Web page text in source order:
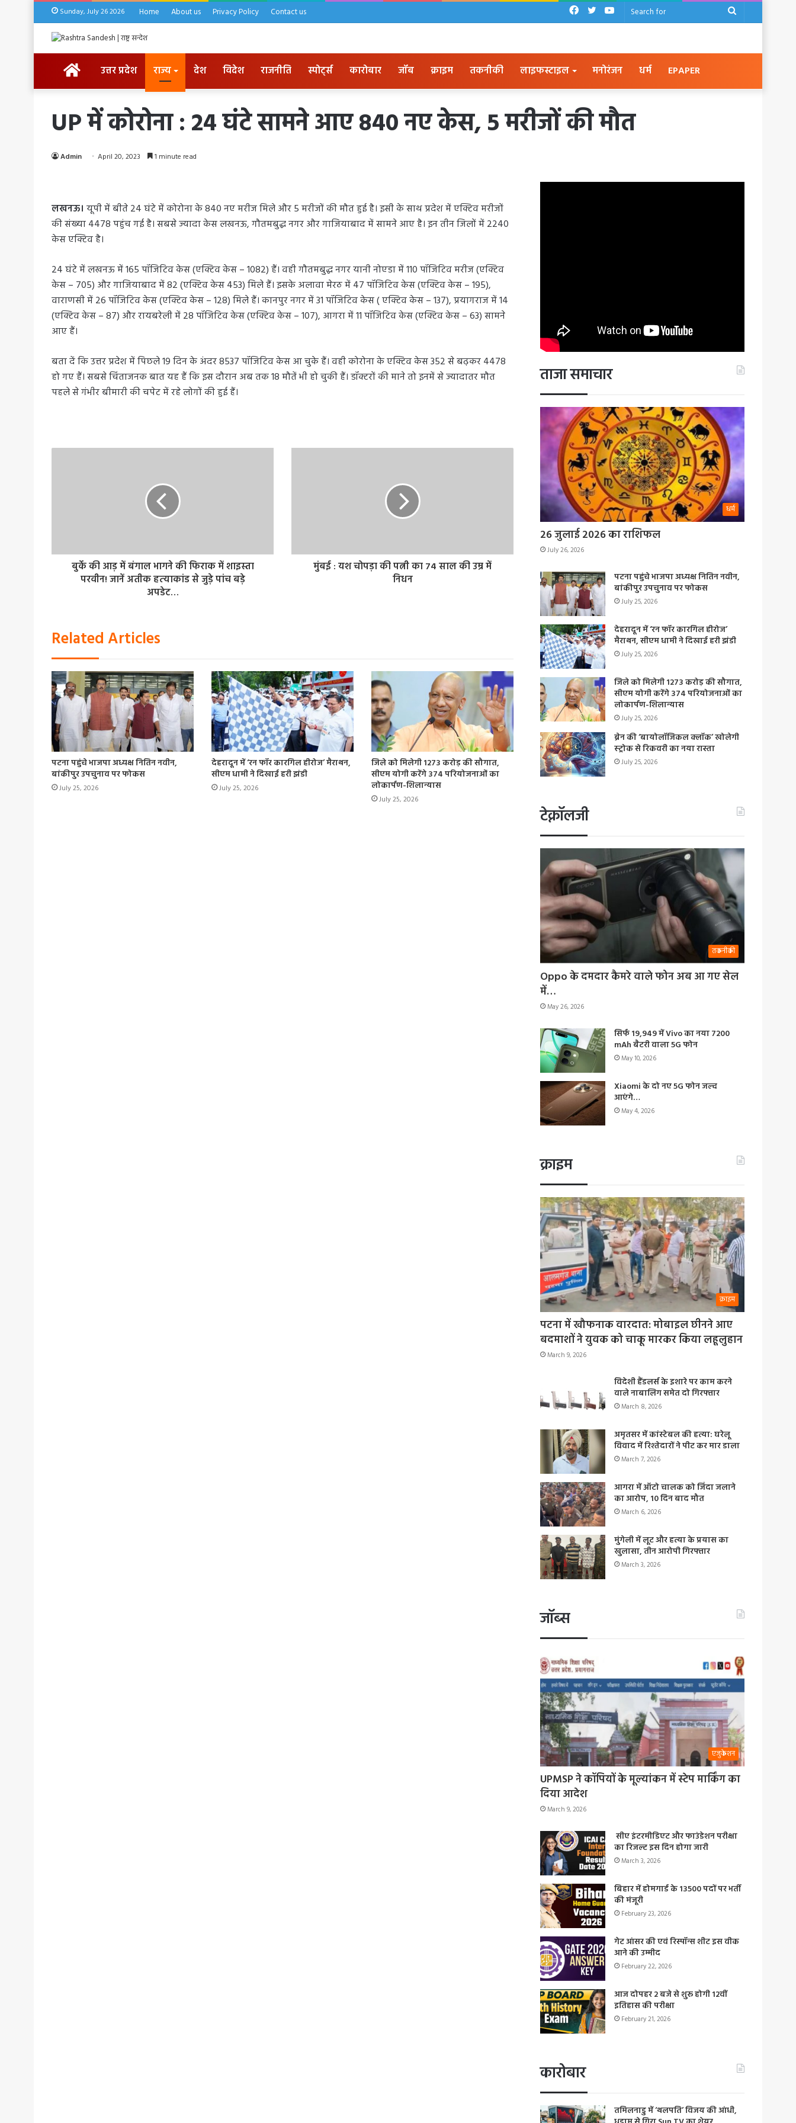
Sunday, July 26 2026 Home About us Privacy Policy Contact us
Search
YouTube
Twitter
Facebook
HOMEउत्तर प्रदेश राज्य देश विदेश राजनीति स्पोर्ट्स कारोबार जॉब क्राइम तकनीकी लाइफस्टाइल मनोरंजन धर्म EPAPER
UP में कोरोना : 24 घंटे सामने आए 840 नए केस, 5 मरीजों की मौत
Admin April 20, 2023 1 minute read
लखनऊ। यूपी में बीते 24 घंटे में कोरोना के 840 नए मरीज मिले और 5 मरीजों की मौत हुई है। इसी के साथ प्रदेश में एक्टिव मरीजों
की संख्या 4478 पहुंच गई है। सबसे ज्यादा केस लखनऊ, गौतमबुद्ध नगर और गाजियाबाद में सामने आए है। इन तीन जिलों में 2240
केस एक्टिव है।
24 घंटे में लखनऊ में 165 पॉजिटिव केस (एक्टिव केस – 1082) हैं। वही गौतमबुद्ध नगर यानी नोएडा में 110 पॉजिटिव मरीज (एक्टिव
केस – 705) और गाजियाबाद में 82 (एक्टिव केस 453) मिले हैं। इसके अलावा मेरठ में 47 पॉजिटिव केस (एक्टिव केस – 195),
वाराणसी में 26 पॉजिटिव केस (एक्टिव केस – 128) मिले हैं। कानपुर नगर में 31 पॉजिटिव केस ( एक्टिव केस – 137), प्रयागराज में 14
(एक्टिव केस – 87) और रायबरेली में 28 पॉजिटिव केस (एक्टिव केस – 107), आगरा में 11 पॉजिटिव केस (एक्टिव केस – 63) सामने
आए हैं।
बता दें कि उत्तर प्रदेश में पिछले 19 दिन के अंदर 8537 पॉजिटिव केस आ चुके हैं। वही कोरोना के एक्टिव केस 352 से बढ़कर 4478
हो गए हैं। सबसे चिंताजनक बात यह हैं कि इस दौरान अब तक 18 मौतें भी हो चुकी हैं। डॉक्टरों की माने तो इनमें से ज्यादातर मौत
पहले से गंभीर बीमारी की चपेट में रहे लोगों की हुई हैं।
बुर्के की आड़ में बंगाल भागने की फिराक में शाइस्ता
परवीन! जानें अतीक हत्‍याकांड से जुड़े पांच बड़े
अपडेट…
मुंबई : यश चोपड़ा की पत्नी का 74 साल की उम्र में
निधन
Related Articles
पटना पहुंचे भाजपा अध्यक्ष नितिन नवीन,
बांकीपुर उपचुनाव पर फोकस
July 25, 2026
देहरादून में ‘रन फॉर कारगिल हीरोज’ मैराथन,
सीएम धामी ने दिखाई हरी झंडी
July 25, 2026
जिले को मिलेगी 1273 करोड़ की सौगात,
सीएम योगी करेंगे 374 परियोजनाओं का
लोकार्पण-शिलान्यास
July 25, 2026
ताजा समाचार
धर्म
26 जुलाई 2026 का राशिफल
July 26, 2026
पटना पहुंचे भाजपा अध्यक्ष नितिन नवीन,
बांकीपुर उपचुनाव पर फोकस
July 25, 2026
देहरादून में ‘रन फॉर कारगिल हीरोज’
मैराथन, सीएम धामी ने दिखाई हरी झंडी
July 25, 2026
जिले को मिलेगी 1273 करोड़ की सौगात,
सीएम योगी करेंगे 374 परियोजनाओं का
लोकार्पण-शिलान्यास
July 25, 2026
ब्रेन की ‘बायोलॉजिकल क्लॉक’ खोलेगी
स्ट्रोक से रिकवरी का नया रास्ता
July 25, 2026
टेक्नॉलजी
तकनीकी
Oppo के दमदार कैमरे वाले फोन अब आ गए सेल
में…
May 26, 2026
सिर्फ 19,949 में Vivo का नया 7200
mAh बैटरी वाला 5G फोन
May 10, 2026
Xiaomi के दो नए 5G फोन जल्द
आएंगे…
May 4, 2026
क्राइम
क्राइम
पटना में खौफनाक वारदात: मोबाइल छीनने आए
बदमाशों ने युवक को चाकू मारकर किया लहूलुहान
March 9, 2026
विदेशी हैंडलर्स के इशारे पर काम करने
वाले नाबालिग समेत दो गिरफ्तार
March 8, 2026
अमृतसर में कांस्टेबल की हत्या: घरेलू
विवाद में रिश्तेदारों ने पीट कर मार डाला
March 7, 2026
आगरा में ऑटो चालक को जिंदा जलाने
का आरोप, 10 दिन बाद मौत
March 6, 2026
मुंगेली में लूट और हत्या के प्रयास का
खुलासा, तीन आरोपी गिरफ्तार
March 3, 2026
जॉब्स
एजुकेशन
UPMSP ने कॉपियों के मूल्यांकन में स्टेप मार्किंग का
दिया आदेश
March 9, 2026
सीए इंटरमीडिएट और फाउंडेशन परीक्षा
का रिजल्ट इस दिन होगा जारी
March 3, 2026
बिहार में होमगार्ड के 13500 पदों पर भर्ती
की मंजूरी
February 23, 2026
गेट आंसर की एवं रिस्पॉन्स शीट इस वीक
आने की उम्मीद
February 22, 2026
आज दोपहर 2 बजे से शुरू होगी 12वीं
इतिहास की परीक्षा
February 21, 2026
कारोबार
तमिलनाडु में ‘थलपति’ विजय की आंधी,